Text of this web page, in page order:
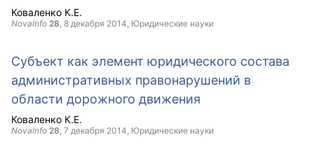
Коваленко К.Е.
NovaInfo 28, 8 декабря 2014, Юридические науки
Субъект как элемент юридического состава
административных правонарушений в
области дорожного движения
Коваленко К.Е.
NovaInfo 28, 7 декабря 2014, Юридические науки